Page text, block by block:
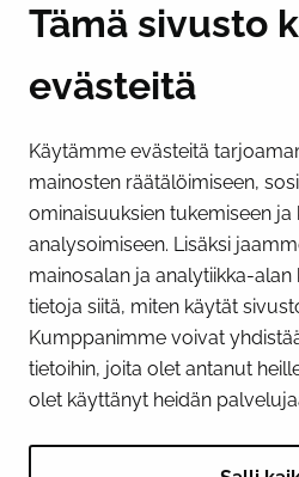
Tämä sivusto
evästeitä
Käytämme evästeitä
mainosten räätälöimiseen,
ominaisuuksien tukemiseen
analysoimiseen. Lisäksi
mainosalan ja analytiikka-
tietoja siitä, miten käytät
Kumppanimme voivat
tietoihin, joita olet antanut
olet käyttänyt heidän
Näytä
Facebook InstagramYouTube